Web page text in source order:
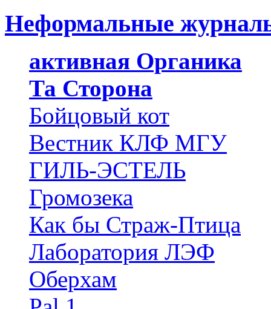
Неформальные
активная Органика
Та Сторона
Бойцовый кот
Вестник КЛФ МГУ
ГИЛЬ-ЭСТЕЛЬ
Громозека
Как бы Страж-Птица
Лаборатория ЛЭФ
Оберхам